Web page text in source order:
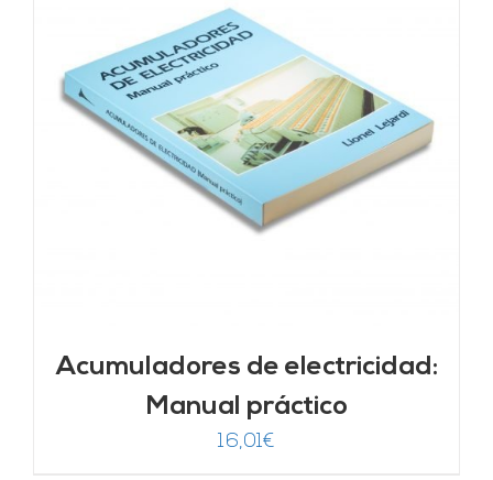
Acumuladores de electricidad:
Manual práctico
16,01€